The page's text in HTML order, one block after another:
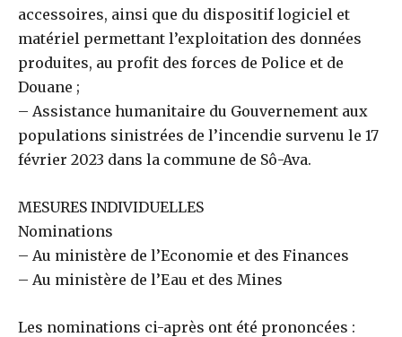
accessoires, ainsi que du dispositif logiciel et
matériel permettant l’exploitation des données
produites, au profit des forces de Police et de
Douane ;
– Assistance humanitaire du Gouvernement aux
populations sinistrées de l’incendie survenu le 17
février 2023 dans la commune de Sô-Ava.
MESURES INDIVIDUELLES
Nominations
– Au ministère de l’Economie et des Finances
– Au ministère de l’Eau et des Mines
Les nominations ci-après ont été prononcées :